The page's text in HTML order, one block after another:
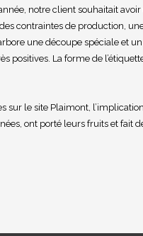
notre client souhaitait
contraintes de production,
une découpe spéciale et
positives. La forme de
sur le site Plaimont,
ont porté leurs fruits et fait